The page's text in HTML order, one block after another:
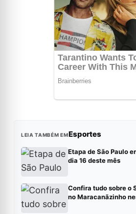
LEIA TAMBÉM EMEsportes
Etapa de São Paulo
dia 16 deste mês
Confira tudo sobre o
no Maracanãzinho